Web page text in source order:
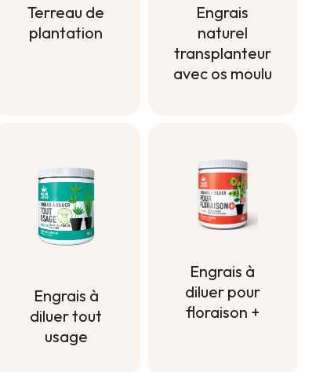
Terreau de
plantation
Engrais
naturel
transplanteur
avec os moulu
avec os moulu
Engrais à
diluer tout
usage
Engrais à
diluer pour
floraison +